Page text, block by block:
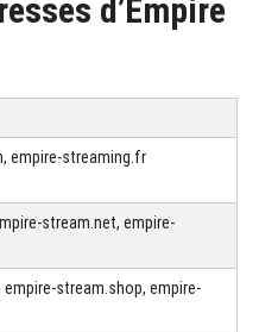
d’Empire
empire-streaming.fr
stream.net, empire-
stream.shop, empire-